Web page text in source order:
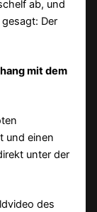
ab, und
Der
mit dem
und einen
unter der
des